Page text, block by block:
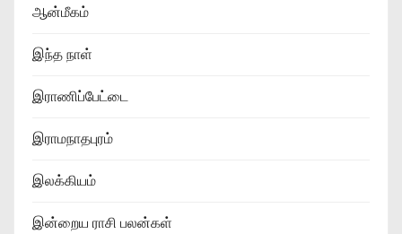
ஆன்மீகம்
இந்த நாள்
இராணிப்பேட்டை
இராமநாதபுரம்
இலக்கியம்
இன்றைய ராசி பலன்கள்